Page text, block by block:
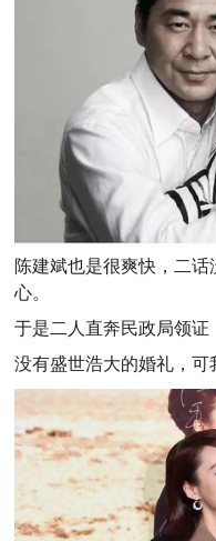
陈建斌也是很爽快，二
心。
于是二人直奔民政局领证
没有盛世浩大的婚礼，可